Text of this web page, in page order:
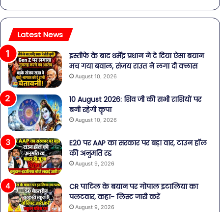
Latest News
इस्तीफे के बाद धर्मेंद्र प्रधान ने दे दिया ऐसा बयान
मच गया बवाल, संजय राउत ने लगा दी क्लास
August 10, 2026
10 August 2026: शिव जी की सभी राशियों पर
बनी रहेगी कृपा
August 10, 2026
E20 पर AAP का सरकार पर बड़ा वार, टाउन हॉल
की अनुमति रद्द
August 9, 2026
CR पाटिल के बयान पर गोपाल इटालिया का
पलटवार, कहा- लिस्ट जारी करें
August 9, 2026